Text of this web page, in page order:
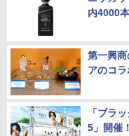
内4000
第一興
アのコ
「ブラ
5」開催